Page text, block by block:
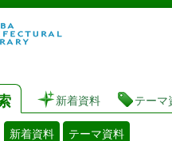
図書館
新着資料 テーマ
新着資料 テーマ資料